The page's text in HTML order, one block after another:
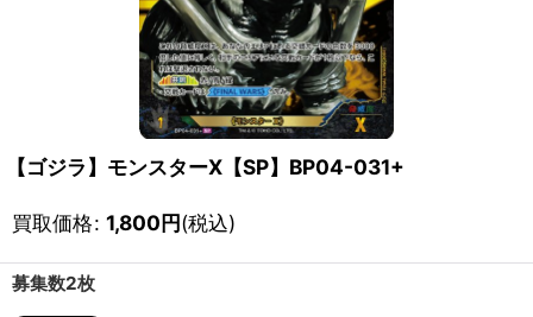
【ゴジラ】モンスターX【SP】BP04-031+
買取価格: 1,800円(税込)
募集数2枚